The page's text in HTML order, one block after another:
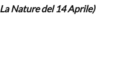
Nature del 14 Aprile)